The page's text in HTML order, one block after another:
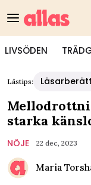
LIVSÖDEN
Lästips:
starka
NÖJE 22 dec, 2023
Maria